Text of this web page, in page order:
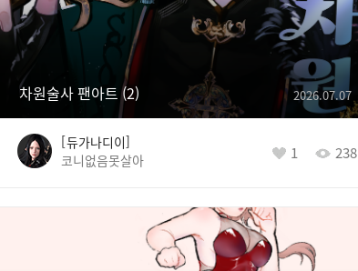
차원술사 팬아트 2
듀가나디이
코니없음못살아
1 238
2026.07.07